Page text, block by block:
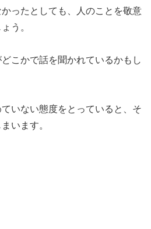
ったとしても、人のことを敬意
う。
こかで話を聞かれているかもし
いない態度をとっていると、そ
います。